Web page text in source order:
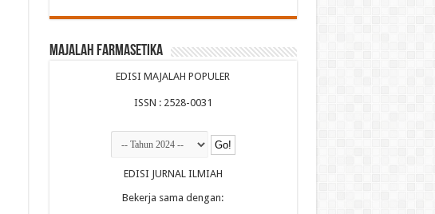
Majalah Farmasetika
EDISI MAJALAH POPULER
ISSN : 2528-0031
EDISI JURNAL ILMIAH
Bekerja sama dengan: